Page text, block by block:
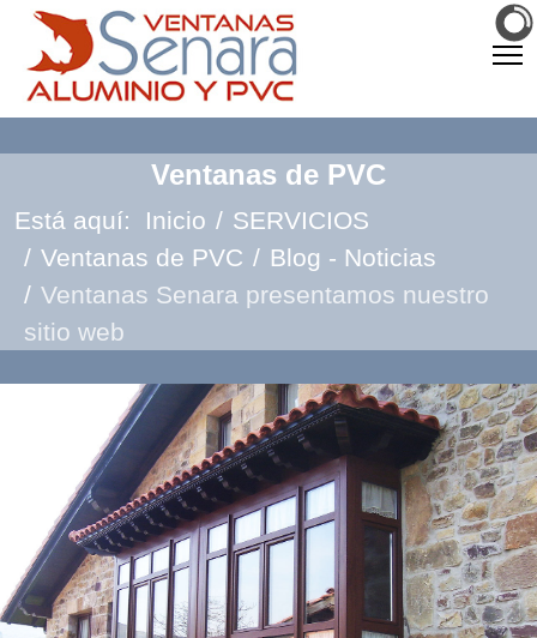
Ventanas de PVC
Está aquí: Inicio
SERVICIOS
Ventanas de PVC
Blog - Noticias
Ventanas Senara presentamos nuestro
sitio web